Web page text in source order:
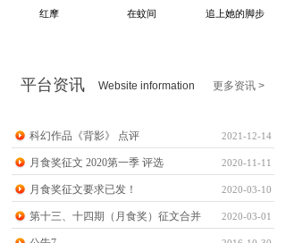
红摩 在蚊间 追上她的脚步
平台资讯 更多资讯 >
Website information
科幻作品《背影》 点评 2021-12-14
月食奖征文 2020第一季 评选 2020-11-11
月食奖征文要求已发！ 2020-03-10
第十三、十四期（月食奖）征文合并 2020-03-01